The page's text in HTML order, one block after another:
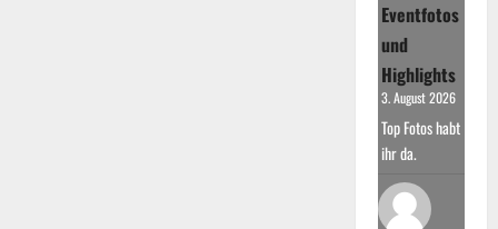
Eventfotos
und
Highlights
3. August 2026
Top Fotos habt
ihr da.